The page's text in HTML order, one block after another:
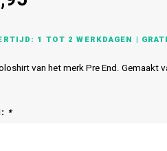
1 TOT 2 WERKDAGEN |
van het merk Pre End. Gemaakt
*